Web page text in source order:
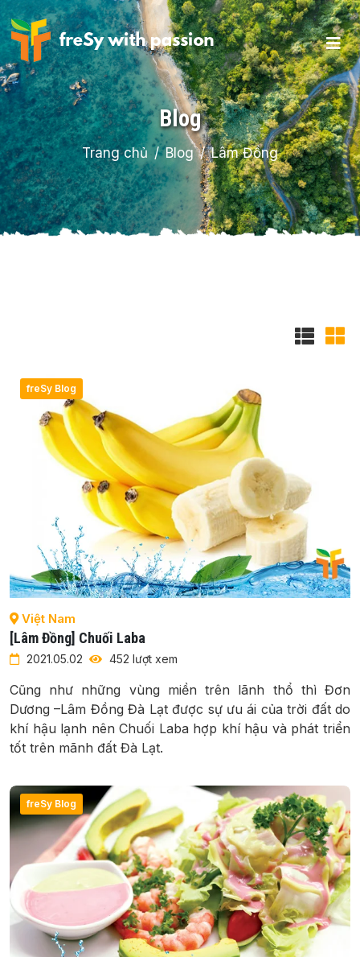
Blog
Trang chủ Blog Lâm Đồng
freSy Blog
Việt Nam
[Lâm Đồng] Chuối Laba
2021.05.02 452 lượt xem
Cũng như những vùng miền trên lãnh thổ thì Đơn
Dương –Lâm Đồng Đà Lạt được sự ưu ái của trời đất do
khí hậu lạnh nên Chuối Laba hợp khí hậu và phát triển
tốt trên mãnh đất Đà Lạt.
freSy Blog